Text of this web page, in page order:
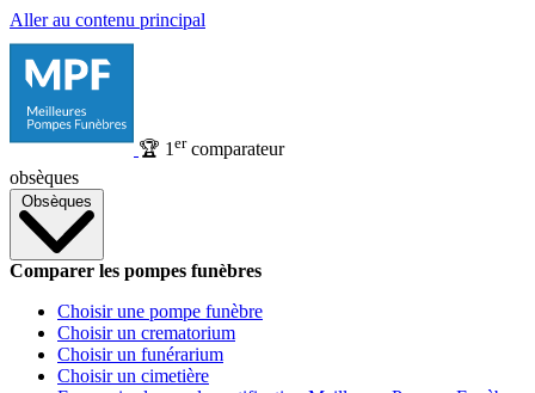
Aller au contenu principal
🏆 1 ercomparateur
obsèques
Obsèques
Comparer les pompes funèbres
Choisir une pompe funèbre
Choisir un crematorium
Choisir un funérarium
Choisir un cimetière